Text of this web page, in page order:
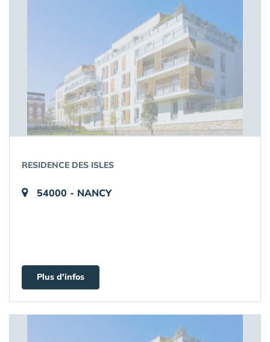
RESIDENCE DES ISLES
54000 - NANCY
Plus d'infos